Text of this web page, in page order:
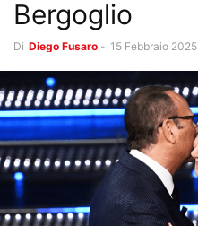
Bergoglio
Di Diego Fusaro - 15 Febbraio 2025